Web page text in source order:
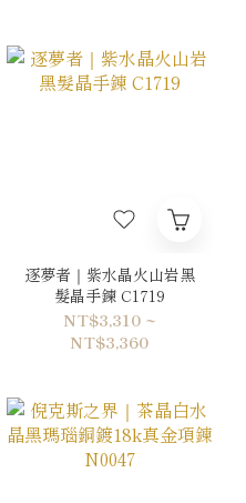
逐夢者｜紫水晶火山岩黑
髮晶手鍊 C1719
NT$3,310 ~
NT$3,360